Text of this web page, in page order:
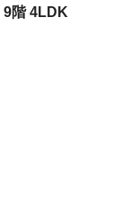
9階 4LDK